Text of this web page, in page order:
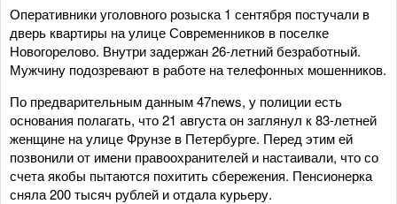
Оперативники уголовного розыска 1 сентября постучали в
дверь квартиры на улице Современников в поселке
Новогорелово. Внутри задержан 26-летний безработный.
Мужчину подозревают в работе на телефонных мошенников.
По предварительным данным 47news, у полиции есть
основания полагать, что 21 августа он заглянул к 83-летней
женщине на улице Фрунзе в Петербурге. Перед этим ей
позвонили от имени правоохранителей и настаивали, что со
счета якобы пытаются похитить сбережения. Пенсионерка
сняла 200 тысяч рублей и отдала курьеру.